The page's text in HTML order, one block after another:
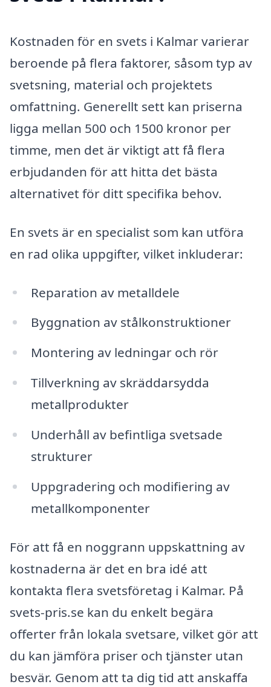
Kostnaden för en svets i Kalmar varierar
beroende på flera faktorer, såsom typ av
svetsning, material och projektets
omfattning. Generellt sett kan priserna
ligga mellan 500 och 1500 kronor per
timme, men det är viktigt att få flera
erbjudanden för att hitta det bästa
alternativet för ditt specifika behov.
En svets är en specialist som kan utföra
en rad olika uppgifter, vilket inkluderar:
Reparation av metalldele
Byggnation av stålkonstruktioner
Montering av ledningar och rör
Tillverkning av skräddarsydda
metallprodukter
Underhåll av befintliga svetsade
strukturer
Uppgradering och modifiering av
metallkomponenter
För att få en noggrann uppskattning av
kostnaderna är det en bra idé att
kontakta flera svetsföretag i Kalmar. På
svets-pris.se kan du enkelt begära
offerter från lokala svetsare, vilket gör att
du kan jämföra priser och tjänster utan
besvär. Genom att ta dig tid att anskaffa